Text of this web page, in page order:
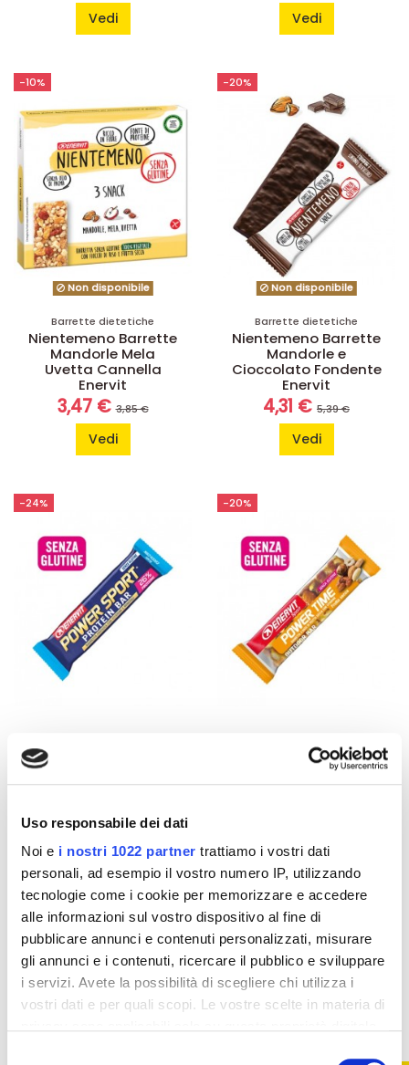
Uso responsabile dei dati
Noi e i nostri 1022 partner trattiamo i vostri dati
personali, ad esempio il vostro numero IP, utilizzando
tecnologie come i cookie per memorizzare e accedere
alle informazioni sul vostro dispositivo al fine di
pubblicare annunci e contenuti personalizzati, misurare
gli annunci e i contenuti, ricercare il pubblico e sviluppare
i servizi. Avete la possibilità di scegliere chi utilizza i
vostri dati e per quali scopi. Le vostre scelte in materia di
Vedi Vedi
-10%
Non disponibile
Barrette dietetiche
Nientemeno Barrette
Mandorle Mela
Uvetta Cannella
Enervit
3,47 €3,85 €
Vedi
-20%
Non disponibile
Barrette dietetiche
Nientemeno Barrette
Mandorle e
Cioccolato Fondente
Enervit
4,31 € 5,39 €
Vedi
-24%
Enervit Power Sport
Protein Bar Cocco-
2,26 €2,97 €
Aggiungi al
carrello
-20%
sport
Enervit Power Time
Outdoor Bar Frutta
Aggiungi al
carrello
-10% -10%